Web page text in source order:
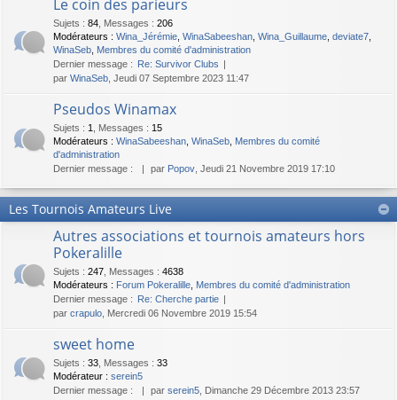
Le coin des parieurs
Sujets : 84 Messages : 206
Modérateurs : Wina_Jérémie WinaSabeeshan Wina_Guillaume deviate7
WinaSeb Membres du comité d'administration
Dernier message : Re: Survivor Clubs
par WinaSeb , Jeudi 07 Septembre 2023 11:47
Pseudos Winamax
Sujets : 1 Messages : 15
Modérateurs : WinaSabeeshan WinaSeb Membres du comité
d'administration
Dernier message :
par Popov , Jeudi 21 Novembre 2019 17:10
Les Tournois Amateurs Live
Autres associations et tournois amateurs hors
Pokeralille
Sujets : 247 Messages : 4638
Modérateurs : Forum Pokeralille Membres du comité d'administration
Dernier message : Re: Cherche partie
par crapulo , Mercredi 06 Novembre 2019 15:54
sweet home
Sujets : 33 Messages : 33
Modérateur : serein5
Dernier message :
par serein5 , Dimanche 29 Décembre 2013 23:57